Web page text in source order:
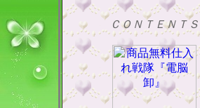
ＣＯＮＴＥＮＴＳ